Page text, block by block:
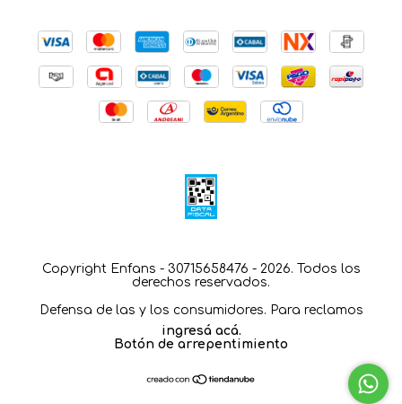
Copyright Enfans - 30715658476 - 2026. Todos los
derechos reservados.
Defensa de las y los consumidores. Para reclamos
ingresá acá.
Botón de arrepentimiento